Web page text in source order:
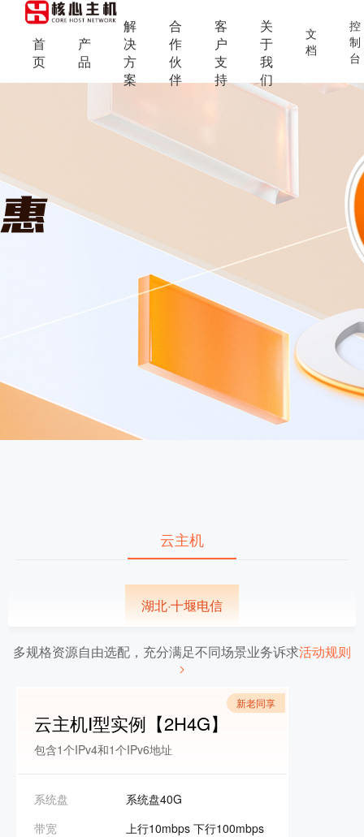
首
页
产
品
解
决
方
案
合
作
伙
伴
客
户
支
持
关
于
我
们
文
档
控
制
台
云主机
湖北·十堰电信
多规格资源自由选配，充分满足不同场景业务诉求活动规则
新老同享
云主机Ⅰ型实例【2H4G】
包含1个IPv4和1个IPv6地址
系统盘
系统盘40G
带宽
上行10mbps 下行100mbps